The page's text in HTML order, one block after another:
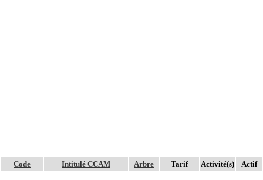
Code Intitulé CCAM Arbre Tarif Activité(s) Actif